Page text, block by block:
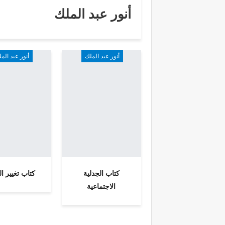
أنور عبد الملك
أنور عبد الملك
كتاب الجدلية
الاجتماعية
أنور عبد
كتاب تغيير